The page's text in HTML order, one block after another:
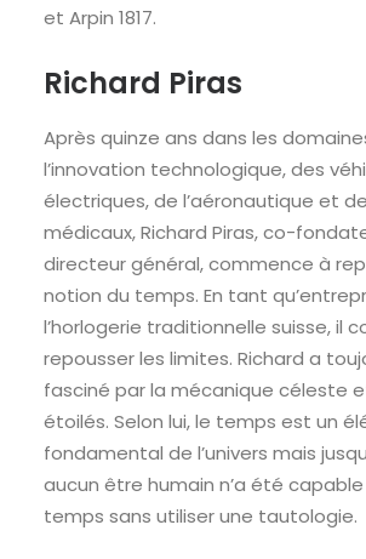
et Arpin 1817.
Richard Piras
Après quinze ans dans les
l’innovation technologique, des
électriques, de l’aéronautique et
médicaux, Richard Piras, co-
directeur général, commence à
notion du temps. En tant
l’horlogerie traditionnelle suisse, il
repousser les limites. Richard a
fasciné par la mécanique céleste
étoilés. Selon lui, le temps est un
fondamental de l’univers mais
aucun être humain n’a été
temps sans utiliser une tautologie.